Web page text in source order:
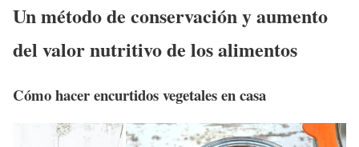
Un método de conservación y aumento
del valor nutritivo de los alimentos
Cómo hacer encurtidos vegetales en casa